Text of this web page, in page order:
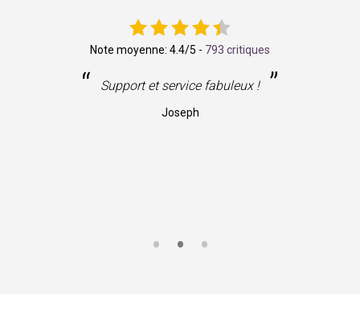
Note moyenne: 4.4/5 - 793 critiques
“ Support et service fabuleux ! ”
Joseph